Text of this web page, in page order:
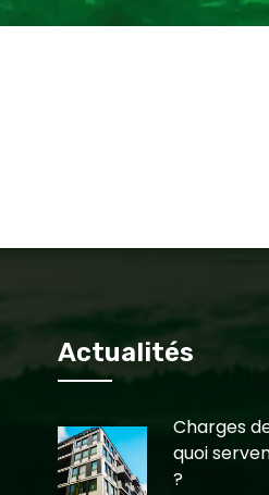
Actualités
Charges
quoi
?